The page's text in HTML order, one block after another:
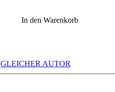
In den Warenkorb
GLEICHER AUTOR